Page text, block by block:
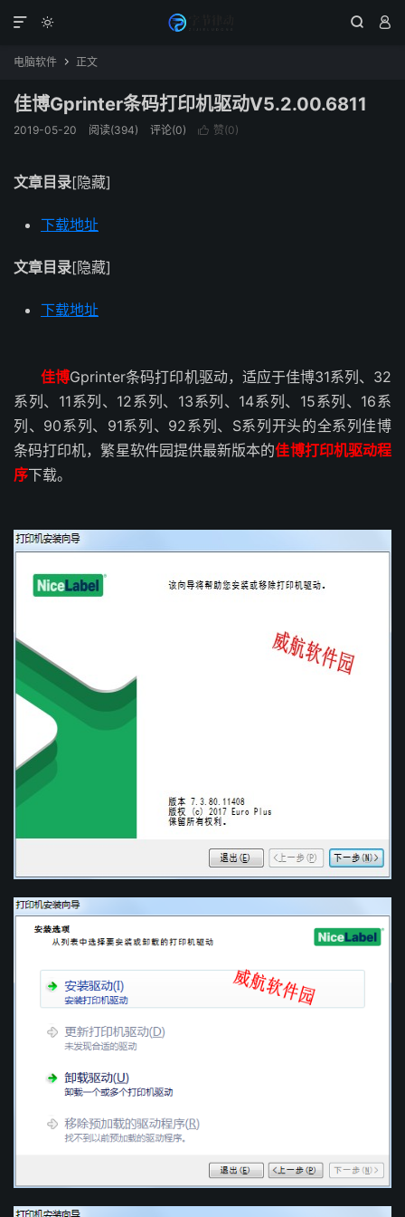
  

电脑软件  正文
佳博Gprinter条码打印机驱动V5.2.00.6811
2019-05-20 阅读(394) 评论(0)  赞(0)
文章目录[隐藏]
下载地址
文章目录[隐藏]
下载地址
佳博Gprinter条码打印机驱动，适应于佳博31系列、32
系列、11系列、12系列、13系列、14系列、15系列、16系
列、90系列、91系列、92系列、S系列开头的全系列佳博
条码打印机，繁星软件园提供最新版本的佳博打印机驱动程
序下载。